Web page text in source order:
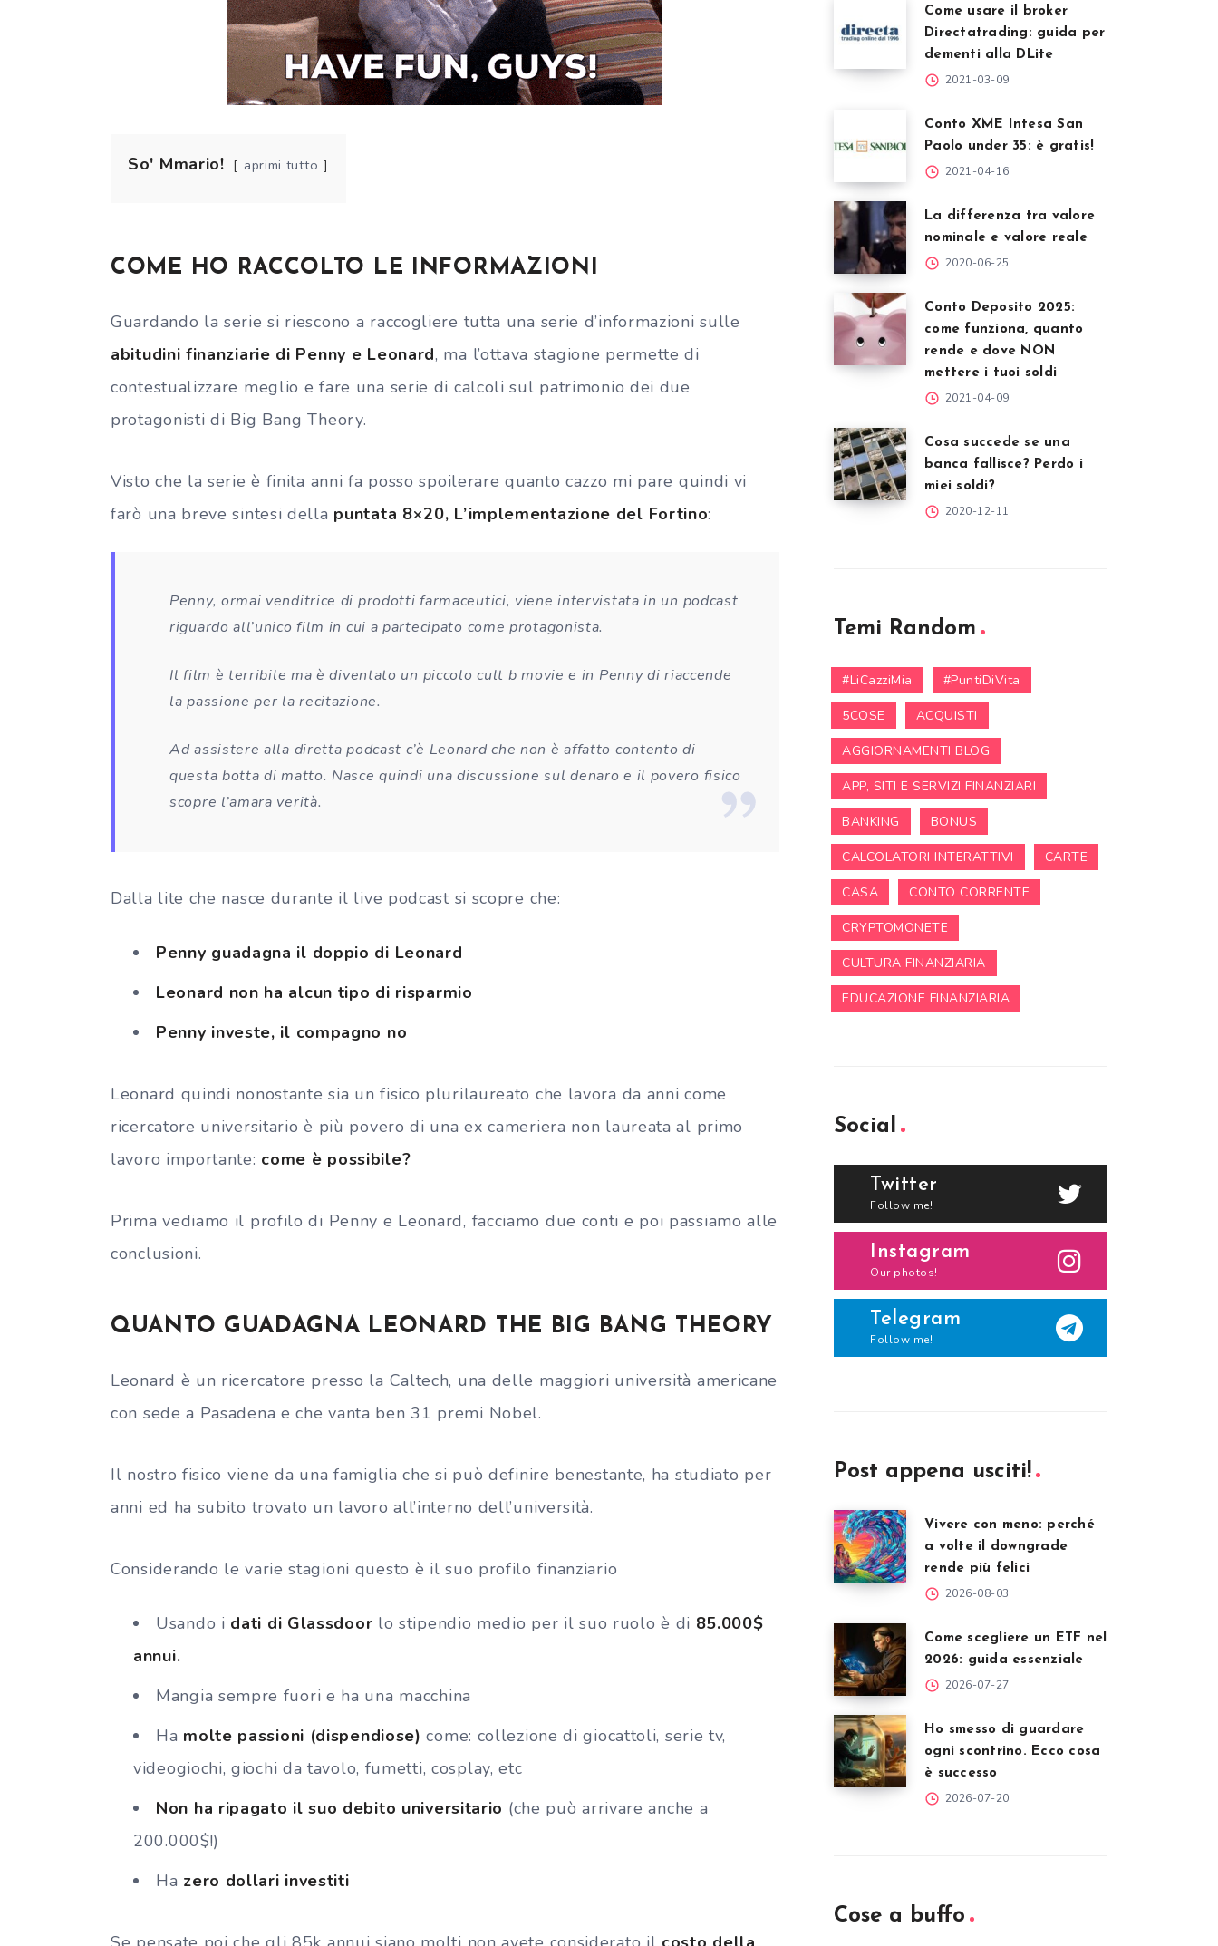
So' Mmario! aprimi tutto
COME HO RACCOLTO LE INFORMAZIONI
Guardando la serie si riescono a raccogliere tutta una serie d’informazioni sulle
abitudini finanziarie di Penny e Leonard, ma l’ottava stagione permette di
contestualizzare meglio e fare una serie di calcoli sul patrimonio dei due
protagonisti di Big Bang Theory.
Visto che la serie è finita anni fa posso spoilerare quanto cazzo mi pare quindi vi
farò una breve sintesi della puntata 8×20, L’implementazione del Fortino:
Penny, ormai venditrice di prodotti farmaceutici, viene intervistata in un podcast
riguardo all’unico film in cui a partecipato come protagonista.
Il film è terribile ma è diventato un piccolo cult b movie e in Penny di riaccende
la passione per la recitazione.
Ad assistere alla diretta podcast c’è Leonard che non è affatto contento di
questa botta di matto. Nasce quindi una discussione sul denaro e il povero fisico
scopre l’amara verità.
Dalla lite che nasce durante il live podcast si scopre che:
Penny guadagna il doppio di Leonard
Leonard non ha alcun tipo di risparmio
Penny investe, il compagno no
Leonard quindi nonostante sia un fisico plurilaureato che lavora da anni come
ricercatore universitario è più povero di una ex cameriera non laureata al primo
lavoro importante: come è possibile?
Prima vediamo il profilo di Penny e Leonard, facciamo due conti e poi passiamo alle
conclusioni.
QUANTO GUADAGNA LEONARD THE BIG BANG THEORY
Leonard è un ricercatore presso la Caltech, una delle maggiori università americane
con sede a Pasadena e che vanta ben 31 premi Nobel.
Il nostro fisico viene da una famiglia che si può definire benestante, ha studiato per
anni ed ha subito trovato un lavoro all’interno dell’università.
Considerando le varie stagioni questo è il suo profilo finanziario
Usando i dati di Glassdoor lo stipendio medio per il suo ruolo è di 85.000$
annui.
Mangia sempre fuori e ha una macchina
Ha molte passioni (dispendiose) come: collezione di giocattoli, serie tv,
videogiochi, giochi da tavolo, fumetti, cosplay, etc
Non ha ripagato il suo debito universitario (che può arrivare anche a
200.000$!)
Ha zero dollari investiti
Come usare il broker
Directatrading: guida per
dementi alla DLite
2021-03-09
Conto XME Intesa San
Paolo under 35: è gratis!
2021-04-16
La differenza tra valore
nominale e valore reale
2020-06-25
Conto Deposito 2025:
come funziona, quanto
rende e dove NON
mettere i tuoi soldi
2021-04-09
Cosa succede se una
banca fallisce? Perdo i
miei soldi?
2020-12-11
Temi Random
#LiCazziMia #PuntiDiVita
5COSE ACQUISTI
AGGIORNAMENTI BLOG
APP, SITI E SERVIZI FINANZIARI
BANKING BONUS
CALCOLATORI INTERATTIVI CARTE
CASA CONTO CORRENTE
CRYPTOMONETE
CULTURA FINANZIARIA
EDUCAZIONE FINANZIARIA
Social
Twitter
Follow me!
Instagram
Our photos!
Telegram
Follow me!
Post appena usciti!
Vivere con meno: perché
a volte il downgrade
rende più felici
2026-08-03
Come scegliere un ETF nel
2026: guida essenziale
2026-07-27
Ho smesso di guardare
ogni scontrino. Ecco cosa
è successo
2026-07-20
Cose a buffo